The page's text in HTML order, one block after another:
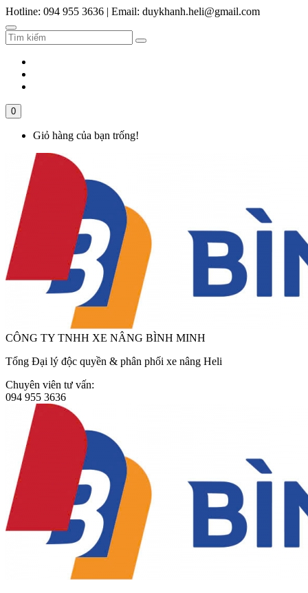
Hotline: 094 955 3636 | Email: duykhanh.heli@gmail.com
0
Giỏ hàng của bạn trống!
CÔNG TY TNHH XE NÂNG BÌNH MINH
Tổng Đại lý độc quyền & phân phối xe nâng Heli
Chuyên viên tư vấn:
094 955 3636